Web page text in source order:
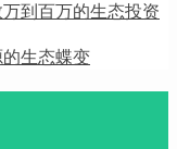
到百万的生态投资
生态蝶变